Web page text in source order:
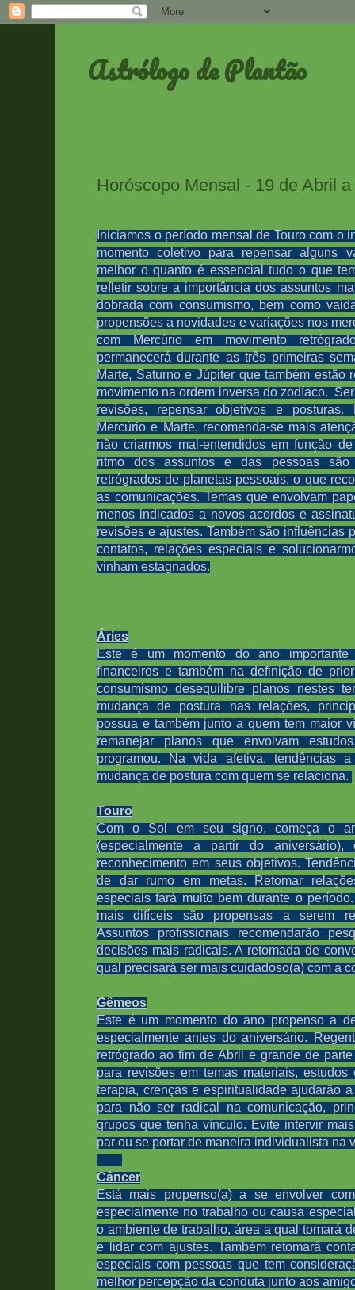
Astrólogo de Plantão
Horóscopo Mensal - 19 de Abril
Iniciamos o período mensal de Touro com o
momento coletivo para repensar alguns
melhor o quanto é essencial tudo o que
refletir sobre a importância dos assuntos
dobrada com consumismo, bem como
propensões a novidades e variações nos
com Mercúrio em movimento
permanecerá durante as três primeiras
Marte, Saturno e Júpiter que também estão
movimento na ordem inversa do zodíaco.
revisões, repensar objetivos e posturas.
Mercúrio e Marte, recomenda-se mais
não criarmos mal-entendidos em função
ritmo dos assuntos e das pessoas são
retrógrados de planetas pessoais, o que
as comunicações. Temas que envolvam
menos indicados a novos acordos e
revisões e ajustes. Também são influências
contatos, relações especiais e
vinham estagnados.
Áries
Este é um momento do ano importante
financeiros e também na definição de
consumismo desequilibre planos nestes
mudança de postura nas relações,
possua e também junto a quem tem maior
remanejar planos que envolvam
programou. Na vida afetiva, tendências
mudança de postura com quem se relaciona.
Touro
Com o Sol em seu signo, começa o
(especialmente a partir do
reconhecimento em seus objetivos.
de dar rumo em metas. Retomar
especiais fará muito bem durante o
mais difíceis são propensas a serem
Assuntos profissionais recomendarão
decisões mais radicais. A retomada de
qual precisará ser mais cuidadoso(a) com a
Gêmeos
Este é um momento do ano propenso a
especialmente antes do aniversário.
retrógrado ao fim de Abril e grande de
para revisões em temas materiais,
terapia, crenças e espiritualidade ajudarão
para não ser radical na comunicação,
grupos que tenha vínculo. Evite intervir
par ou se portar de maneira individualista na
Câncer
Está mais propenso(a) a se envolver
especialmente no trabalho ou causa
o ambiente de trabalho, área a qual tomará
e lidar com ajustes. Também retomará
especiais com pessoas que tem
melhor percepção da conduta junto aos